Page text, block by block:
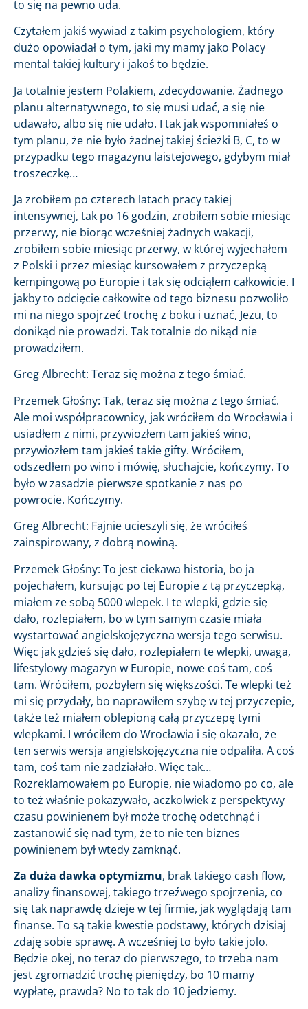
to się na pewno uda.
Czytałem jakiś wywiad z takim psychologiem, który
dużo opowiadał o tym, jaki my mamy jako Polacy
mental takiej kultury i jakoś to będzie.
Ja totalnie jestem Polakiem, zdecydowanie. Żadnego
planu alternatywnego, to się musi udać, a się nie
udawało, albo się nie udało. I tak jak wspomniałeś o
tym planu, że nie było żadnej takiej ścieżki B, C, to w
przypadku tego magazynu laistejowego, gdybym miał
troszeczkę…
Ja zrobiłem po czterech latach pracy takiej
intensywnej, tak po 16 godzin, zrobiłem sobie miesiąc
przerwy, nie biorąc wcześniej żadnych wakacji,
zrobiłem sobie miesiąc przerwy, w której wyjechałem
z Polski i przez miesiąc kursowałem z przyczepką
kempingową po Europie i tak się odciąłem całkowicie. I
jakby to odcięcie całkowite od tego biznesu pozwoliło
mi na niego spojrzeć trochę z boku i uznać, Jezu, to
donikąd nie prowadzi. Tak totalnie do nikąd nie
prowadziłem.
Greg Albrecht: Teraz się można z tego śmiać.
Przemek Głośny: Tak, teraz się można z tego śmiać.
Ale moi współpracownicy, jak wróciłem do Wrocławia i
usiadłem z nimi, przywiozłem tam jakieś wino,
przywiozłem tam jakieś takie gifty. Wróciłem,
odszedłem po wino i mówię, słuchajcie, kończymy. To
było w zasadzie pierwsze spotkanie z nas po
powrocie. Kończymy.
Greg Albrecht: Fajnie ucieszyli się, że wróciłeś
zainspirowany, z dobrą nowiną.
Przemek Głośny: To jest ciekawa historia, bo ja
pojechałem, kursując po tej Europie z tą przyczepką,
miałem ze sobą 5000 wlepek. I te wlepki, gdzie się
dało, rozlepiałem, bo w tym samym czasie miała
wystartować angielskojęzyczna wersja tego serwisu.
Więc jak gdzieś się dało, rozlepiałem te wlepki, uwaga,
lifestylowy magazyn w Europie, nowe coś tam, coś
tam. Wróciłem, pozbyłem się większości. Te wlepki też
mi się przydały, bo naprawiłem szybę w tej przyczepie,
także też miałem oblepioną całą przyczepę tymi
wlepkami. I wróciłem do Wrocławia i się okazało, że
ten serwis wersja angielskojęzyczna nie odpaliła. A coś
tam, coś tam nie zadziałało. Więc tak…
Rozreklamowałem po Europie, nie wiadomo po co, ale
to też właśnie pokazywało, aczkolwiek z perspektywy
czasu powinienem był może trochę odetchnąć i
zastanowić się nad tym, że to nie ten biznes
powinienem był wtedy zamknąć.
Za duża dawka optymizmu, brak takiego cash flow,
analizy finansowej, takiego trzeźwego spojrzenia, co
się tak naprawdę dzieje w tej firmie, jak wyglądają tam
finanse. To są takie kwestie podstawy, których dzisiaj
zdaję sobie sprawę. A wcześniej to było takie jolo.
Będzie okej, no teraz do pierwszego, to trzeba nam
jest zgromadzić trochę pieniędzy, bo 10 mamy
wypłatę, prawda? No to tak do 10 jedziemy.